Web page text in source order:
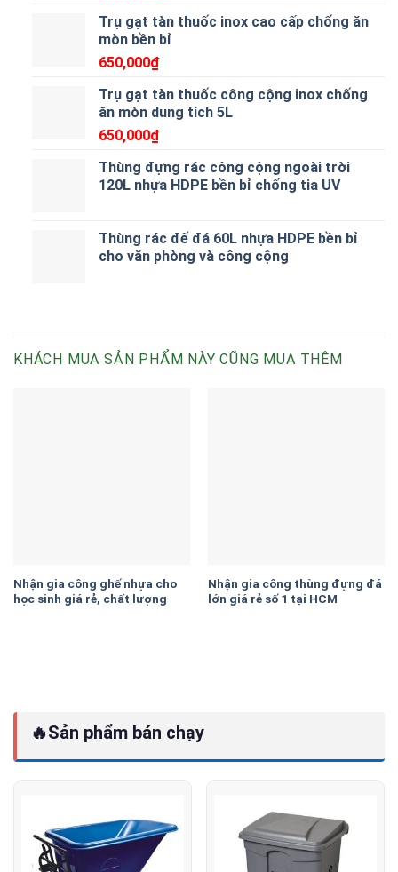
Trụ gạt tàn thuốc inox cao cấp chống ăn
mòn bền bỉ
650,000₫
Trụ gạt tàn thuốc công cộng inox chống
ăn mòn dung tích 5L
650,000₫
Thùng đựng rác công cộng ngoài trời
120L nhựa HDPE bền bỉ chống tia UV
Thùng rác đế đá 60L nhựa HDPE bền bỉ
cho văn phòng và công cộng
KHÁCH MUA SẢN PHẨM NÀY CŨNG MUA THÊM
Nhận gia công ghế nhựa cho
học sinh giá rẻ, chất lượng
Nhận gia công thùng đựng đá
lớn giá rẻ số 1 tại HCM
🔥Sản phẩm bán chạy